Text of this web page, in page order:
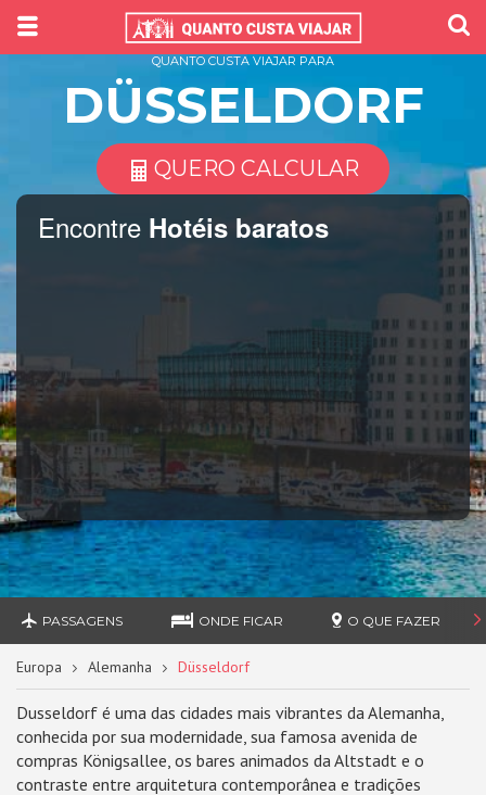
Encontre Hotéis baratos
QUANTO CUSTA VIAJAR PARA
DÜSSELDORF
QUERO CALCULAR
PASSAGENS ONDE FICAR O QUE FAZER
Europa Alemanha Düsseldorf
Dusseldorf é uma das cidades mais vibrantes da Alemanha,
conhecida por sua modernidade, sua famosa avenida de
compras Königsallee, os bares animados da Altstadt e o
contraste entre arquitetura contemporânea e tradições